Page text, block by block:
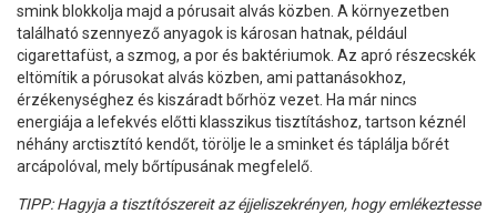
smink blokkolja majd a pórusait alvás közben. A környezetben
található szennyező anyagok is károsan hatnak, például
cigarettafüst, a szmog, a por és baktériumok. Az apró részecskék
eltömítik a pórusokat alvás közben, ami pattanásokhoz,
érzékenységhez és kiszáradt bőrhöz vezet. Ha már nincs
energiája a lefekvés előtti klasszikus tisztításhoz, tartson kéznél
néhány arctisztító kendőt, törölje le a sminket és táplálja bőrét
arcápolóval, mely bőrtípusának megfelelő.
TIPP: Hagyja a tisztítószereit az éjjeliszekrényen, hogy emlékeztesse